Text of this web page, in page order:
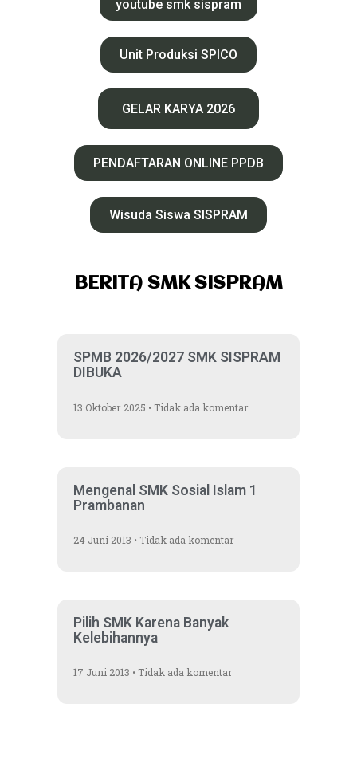
youtube smk sispram
Unit Produksi SPICO
GELAR KARYA 2026
PENDAFTARAN ONLINE PPDB
Wisuda Siswa SISPRAM
BERITA SMK SISPRAM
SPMB 2026/2027 SMK SISPRAM
DIBUKA
13 Oktober 2025 Tidak ada komentar
Mengenal SMK Sosial Islam 1
Prambanan
24 Juni 2013 Tidak ada komentar
Pilih SMK Karena Banyak
Kelebihannya
17 Juni 2013 Tidak ada komentar